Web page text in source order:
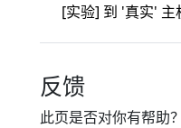
[实验] 到 '真实' 主
反馈
此页是否对你有帮助？